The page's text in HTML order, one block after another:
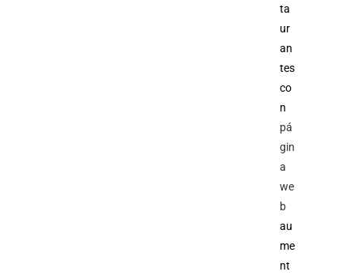
ta
ur
an
tes
co
n
pá
gin
a
we
b
au
me
nt